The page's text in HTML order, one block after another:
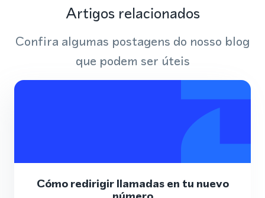
Artigos relacionados
Confira algumas postagens do nosso blog
que podem ser úteis
Cómo redirigir llamadas en tu nuevo